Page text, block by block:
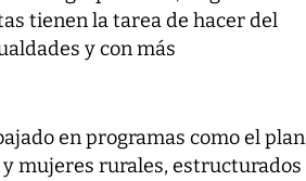
tienen la tarea de hacer del
y con más
en programas como el plan
mujeres rurales, estructurados